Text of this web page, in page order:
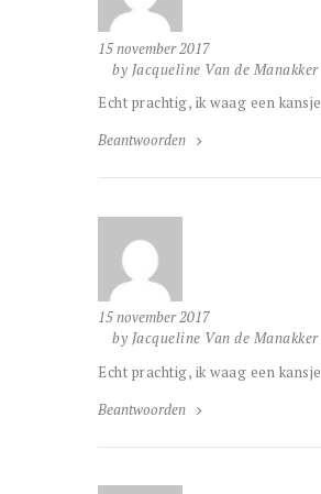
15 november 2017
by Jacqueline Van de Manakker
Echt prachtig, ik waag een kansje
Beantwoorden
15 november 2017
by Jacqueline Van de Manakker
Echt prachtig, ik waag een kansje
Beantwoorden